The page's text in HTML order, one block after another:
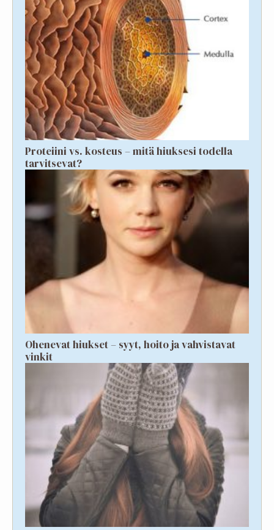
Proteiini vs. kosteus – mitä hiuksesi todella
tarvitsevat?
Ohenevat hiukset – syyt, hoito ja vahvistavat
vinkit